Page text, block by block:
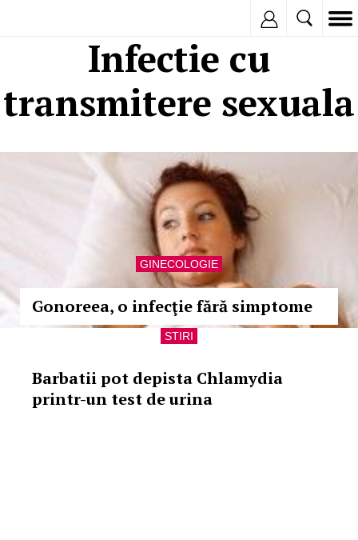
Infectie cu
transmitere sexuala
GINECOLOGIE
Gonoreea, o infecţie fără simptome
STIRI
Barbatii pot depista Chlamydia
printr-un test de urina